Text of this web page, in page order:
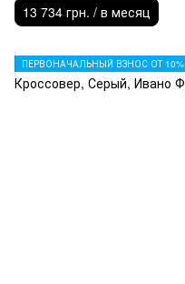
13 734 грн. / в месяц
ПЕРВОНАЧАЛЬНЫЙ ВЗНОС ОТ 10%